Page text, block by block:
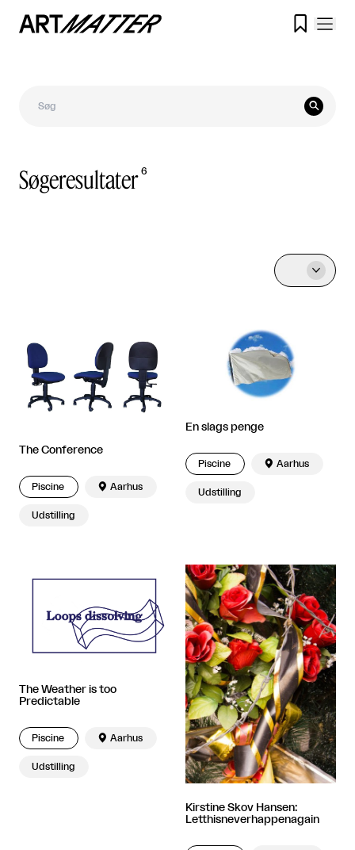


Søgeresultater 6

The Conference
Piscine  Aarhus
Udstilling
En slags penge
Piscine  Aarhus
Udstilling
The Weather is too
Predictable
Piscine  Aarhus
Udstilling
Kirstine Skov Hansen:
Letthisneverhappenagain